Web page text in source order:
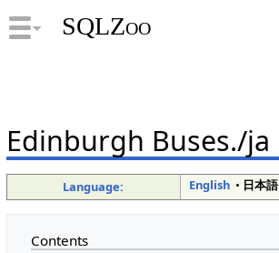
SQLZoo
Edinburgh Buses./ja
Language: English• 日本語
Contents